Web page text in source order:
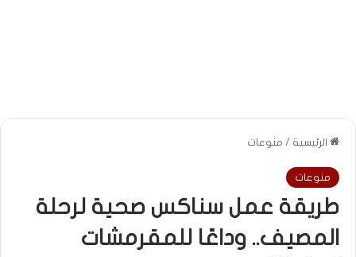
الرئيسية / منوعات
منوعات
طريقة عمل سناكس صحية لرحلة
المصيف.. وداعًا للمقرمشات